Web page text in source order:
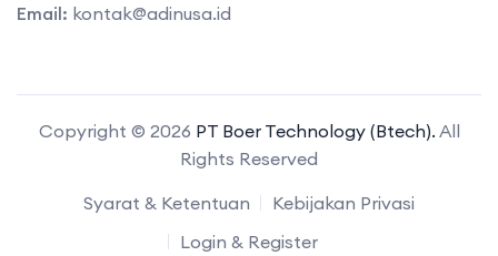
Email: kontak@adinusa.id
Copyright © 2026 PT Boer Technology (Btech). All
Rights Reserved
Syarat & Ketentuan
Kebijakan Privasi
Login & Register